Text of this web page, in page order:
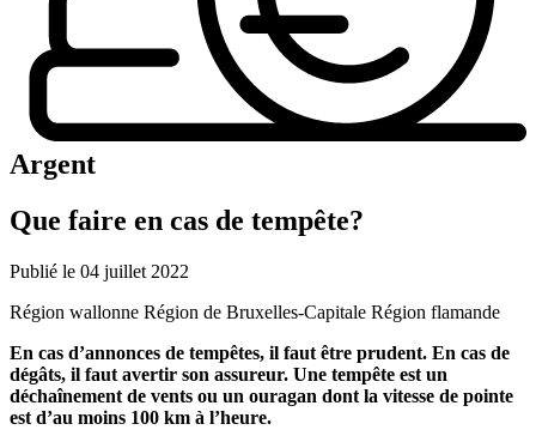
Argent
Que faire en cas de tempête?
Publié le 04 juillet 2022
Région wallonne Région de Bruxelles-Capitale Région flamande
En cas d’annonces de tempêtes, il faut être prudent. En cas de
dégâts, il faut avertir son assureur. Une tempête est un
déchaînement de vents ou un ouragan dont la vitesse de pointe
est d’au moins 100 km à l’heure.